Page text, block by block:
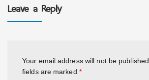
Leave a Reply
Your email address will not be published.
fields are marked *